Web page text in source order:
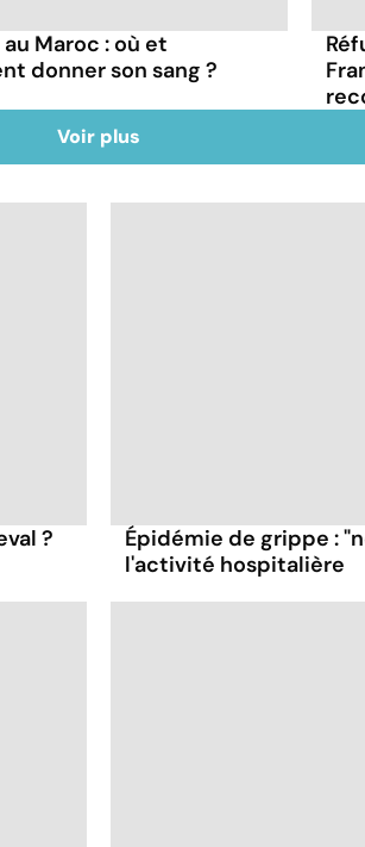
Maroc : où et
donner son sang ?
Voir plus
?
Épidémie de grippe :
l'activité hospitalière